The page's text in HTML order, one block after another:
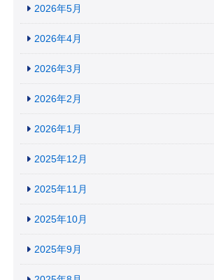
2026年5月
2026年4月
2026年3月
2026年2月
2026年1月
2025年12月
2025年11月
2025年10月
2025年9月